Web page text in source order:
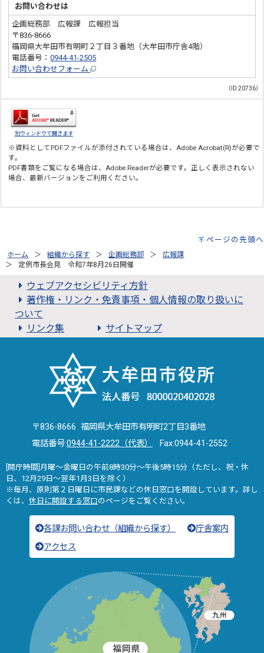
お問い合わせは
企画総務部 広報課 広報担当
〒836-8666
福岡県大牟田市有明町２丁目３番地（大牟田市庁舎4階）
電話番号：0944-41-2505
お問い合わせフォーム
（ID:20736）
別ウィンドウで開きます
※資料としてPDFファイルが添付されている場合は、Adobe Acrobat(R)が必要で
す。
PDF書類をご覧になる場合は、Adobe Readerが必要です。正しく表示されない
場合、最新バージョンをご利用ください。
ページの先頭へ
ホーム 組織から探す 企画総務部
広報課
定例市長会見 令和7年8月26日開催
ウェブアクセシビリティ方針
著作権・リンク・免責事項・個人情報の取り扱いに
ついて
リンク集
サイトマップ
〒836-8666 福岡県大牟田市有明町2丁目3番地
電話番号:0944-41-2222（代表） Fax:0944-41-2552
[開庁時間]月曜～金曜日の午前8時30分～午後5時15分（ただし、祝・休
日、12月29日～翌年1月3日を除く）
※毎月、原則第２日曜日に市民課などの休日窓口を開設しています。詳し
くは、 休日に開設する窓口のページをご覧ください。
各課お問い合わせ（組織から探す）
庁舎案内
アクセス